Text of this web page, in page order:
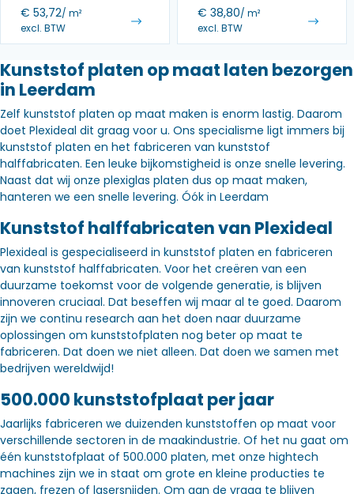
€ 53,72/ m²
excl. BTW
€ 38,80/ m²
excl. BTW
Kunststof platen op maat laten bezorgen
in Leerdam
Zelf kunststof platen op maat maken is enorm lastig. Daarom
doet Plexideal dit graag voor u. Ons specialisme ligt immers bij
kunststof platen en het fabriceren van kunststof
halffabricaten. Een leuke bijkomstigheid is onze snelle levering.
Naast dat wij onze plexiglas platen dus op maat maken,
hanteren we een snelle levering. Óók in Leerdam
Kunststof halffabricaten van Plexideal
Plexideal is gespecialiseerd in kunststof platen en fabriceren
van kunststof halffabricaten. Voor het creëren van een
duurzame toekomst voor de volgende generatie, is blijven
innoveren cruciaal. Dat beseffen wij maar al te goed. Daarom
zijn we continu research aan het doen naar duurzame
oplossingen om kunststofplaten nog beter op maat te
fabriceren. Dat doen we niet alleen. Dat doen we samen met
bedrijven wereldwijd!
500.000 kunststofplaat per jaar
Jaarlijks fabriceren we duizenden kunststoffen op maat voor
verschillende sectoren in de maakindustrie. Of het nu gaat om
één kunststofplaat of 500.000 platen, met onze hightech
machines zijn we in staat om grote en kleine producties te
zagen, frezen of lasersnijden. Om aan de vraag te blijven